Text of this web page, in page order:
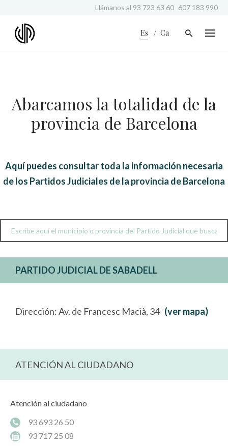
Llámanos al 93 723 63 60 607 183 990
Es Ca
Abarcamos la totalidad de la
provincia de Barcelona
Aquí puedes consultar toda la información necesaria
de los Partidos Judiciales de la provincia de Barcelona
PARTIDO JUDICIAL DE SABADELL
Dirección: Av. de Francesc Macià, 34 (ver mapa)
ATENCIÓN AL CIUDADANO
Atención al ciudadano
93 693 26 50
93 717 25 08